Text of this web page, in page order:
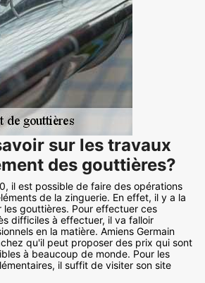
sur les travaux
des gouttières?
il est possible de faire des opérations
de la zinguerie. En effet, il y a la
les gouttières. Pour effectuer ces
difficiles à effectuer, il va falloir
en la matière. Amiens Germain
qu'il peut proposer des prix qui sont
à beaucoup de monde. Pour les
il suffit de visiter son site